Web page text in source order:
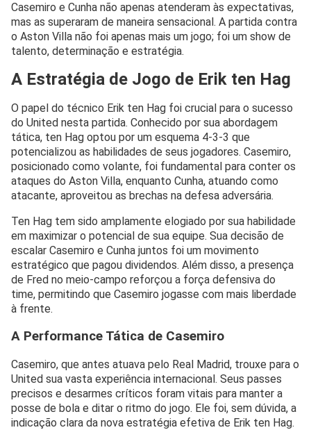
Casemiro e Cunha não apenas atenderam às expectativas,
mas as superaram de maneira sensacional. A partida contra
o Aston Villa não foi apenas mais um jogo; foi um show de
talento, determinação e estratégia.
A Estratégia de Jogo de Erik ten Hag
O papel do técnico Erik ten Hag foi crucial para o sucesso
do United nesta partida. Conhecido por sua abordagem
tática, ten Hag optou por um esquema 4-3-3 que
potencializou as habilidades de seus jogadores. Casemiro,
posicionado como volante, foi fundamental para conter os
ataques do Aston Villa, enquanto Cunha, atuando como
atacante, aproveitou as brechas na defesa adversária.
Ten Hag tem sido amplamente elogiado por sua habilidade
em maximizar o potencial de sua equipe. Sua decisão de
escalar Casemiro e Cunha juntos foi um movimento
estratégico que pagou dividendos. Além disso, a presença
de Fred no meio-campo reforçou a força defensiva do
time, permitindo que Casemiro jogasse com mais liberdade
à frente.
A Performance Tática de Casemiro
Casemiro, que antes atuava pelo Real Madrid, trouxe para o
United sua vasta experiência internacional. Seus passes
precisos e desarmes críticos foram vitais para manter a
posse de bola e ditar o ritmo do jogo. Ele foi, sem dúvida, a
indicação clara da nova estratégia efetiva de Erik ten Hag.